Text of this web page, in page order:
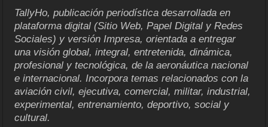
TallyHo, publicación periodística desarrollada en
plataforma digital (Sitio Web, Papel Digital y Redes
Sociales) y versión Impresa, orientada a entregar
una visión global, integral, entretenida, dinámica,
profesional y tecnológica, de la aeronáutica nacional
e internacional. Incorpora temas relacionados con la
aviación civil, ejecutiva, comercial, militar, industrial,
experimental, entrenamiento, deportivo, social y
cultural.